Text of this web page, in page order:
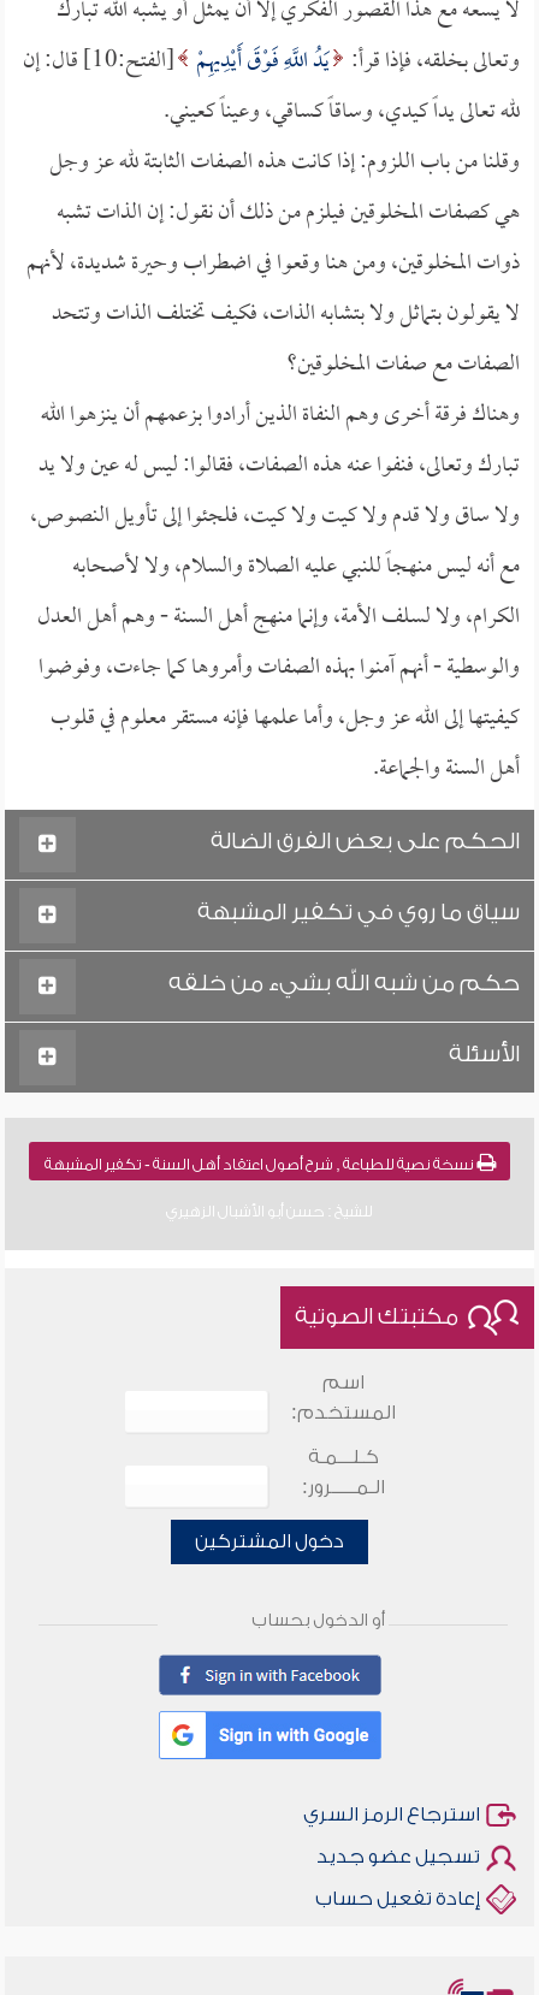
لا يسعه مع هذا القصور الفكري إلا أن يمثل أو يشبه الله تبارك
وتعالى بخلقه، فإذا قرأ: يَدُ اللَّهِ فَوْقَ أَيْدِيهِمْ
[الفتح:10] قال: إن
لله تعالى يداً كيدي، وساقاً كساقي، وعيناً كعيني.
وقلنا من باب اللزوم: إذا كانت هذه الصفات الثابتة لله عز وجل
هي كصفات المخلوقين فيلزم من ذلك أن نقول: إن الذات تشبه
ذوات المخلوقين، ومن هنا وقعوا في اضطراب وحيرة شديدة، لأنهم
لا يقولون بتماثل ولا بتشابه الذات، فكيف تختلف الذات وتتحد
الصفات مع صفات المخلوقين؟
وهناك فرقة أخرى وهم النفاة الذين أرادوا بزعمهم أن ينزهوا الله
تبارك وتعالى، فنفوا عنه هذه الصفات، فقالوا: ليس له عين ولا يد
ولا ساق ولا قدم ولا كيت ولا كيت، فلجئوا إلى تأويل النصوص،
مع أنه ليس منهجاً للنبي عليه الصلاة والسلام، ولا لأصحابه
الكرام، ولا لسلف الأمة، وإنما منهج أهل السنة - وهم أهل العدل
والوسطية - أنهم آمنوا بهذه الصفات وأمروها كما جاءت، وفوضوا
كيفيتها إلى الله عز وجل، وأما علمها فإنه مستقر معلوم في قلوب
أهل السنة والجماعة.
الحكم على بعض الفرق الضالة
سياق ما روي في تكفير المشبهة
حكم من شبه الله بشيء من خلقه
الأسئلة
نسخة نصية للطباعة , شرح أصول اعتقاد أهل السنة - تكفير المشبهة
للشيخ : حسن أبو الأشبال الزهيري
مكتبتك الصوتية
اسم
المستخدم:
كـلـــمـة
الـمـــــرور:
دخول المشتركين
أو الدخول بحساب
استرجاع الرمز السري
تسجيل عضو جديد
إعادة تفعيل حساب